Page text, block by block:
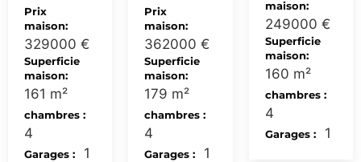
Prix
maison:
329000 €
Superficie
maison:
161 m²
chambres :
4
Garages : 1
Prix
maison:
362000 €
Superficie
maison:
179 m²
chambres :
4
Garages : 1
maison:
249000 €
Superficie
maison:
160 m²
chambres :
4
Garages : 1